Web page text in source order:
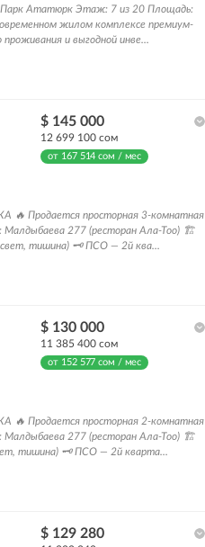
Парк Ататюрк Этаж: 7 из 20 Площадь:
жилом комплексе премиум-
и выгодной инве...
$ 145 000
12 699 100 сом
от 167 514 сом / мес
просторная 3-комнатная
Малдыбаева 277 (ресторан Ала-Тоо) 🏗️
свет, тишина) 🗝️ ПСО — 2й ква...
$ 130 000
11 385 400 сом
от 152 577 сом / мес
просторная 2-комнатная
Малдыбаева 277 (ресторан Ала-Тоо) 🏗️
тишина) 🗝️ ПСО — 2й кварта...
$ 129 280